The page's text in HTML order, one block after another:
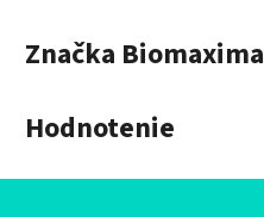
Značka Biomaxima
Hodnotenie